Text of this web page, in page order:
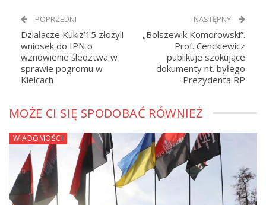
POPRZEDNI
Działacze Kukiz’15 złożyli
wniosek do IPN o
wznowienie śledztwa w
sprawie pogromu w
Kielcach
NASTĘPNY
„Bolszewik Komorowski”.
Prof. Cenckiewicz
publikuje szokujące
dokumenty nt. byłego
Prezydenta RP
MOŻE CI SIĘ SPODOBAĆ RÓWNIEŻ
WIADOMOŚCI